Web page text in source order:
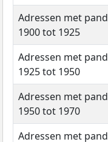
Adressen met pand
1900 tot 1925
Adressen met pand
1925 tot 1950
Adressen met pand
1950 tot 1970
Adressen met pand